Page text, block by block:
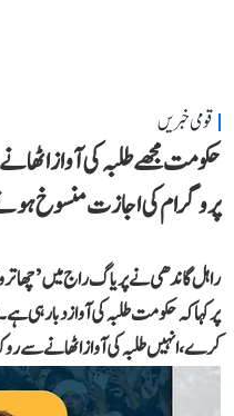
قومی خبریں
حکومت مجھے طلبہ کی آواز
پروگرام کی اجازت منسوخ
راہل گاندھی نے پریاگ راج میں
پر کہا کہ حکومت طلبہ کی آواز دبا
کرے، انہیں طلبہ کی آواز اٹھانے سے